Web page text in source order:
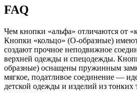
FAQ
Чем кнопки «альфа» отличаются от
Кнопки «кольцо» (О-образные)
создают прочное неподвижное
верхней одежды и спецодежды.
образные) оснащены пружинным
мягкое, податливое соединение —
детской одежды и изделий из тонких